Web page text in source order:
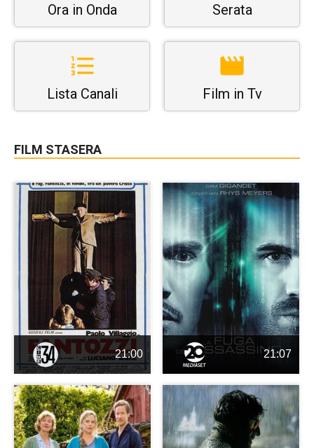
Ora in Onda Serata
Lista Canali Film in Tv
FILM STASERA
21:00 21:07